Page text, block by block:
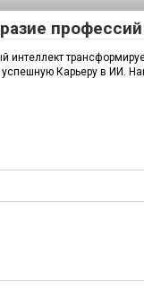
интеллект
успешную Карьеру в ИИ.